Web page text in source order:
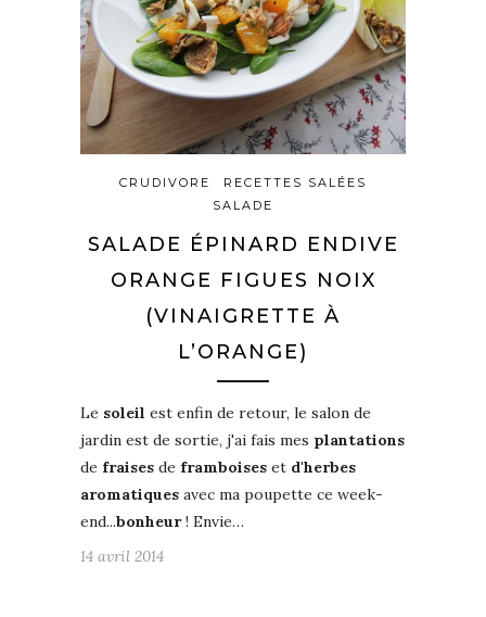
CRUDIVORE
RECETTES SALÉES
SALADE
SALADE ÉPINARD ENDIVE
ORANGE FIGUES NOIX
(VINAIGRETTE À
L’ORANGE)
Le soleil est enfin de retour, le salon de
jardin est de sortie, j'ai fais mes plantations
de fraises de framboises et d'herbes
aromatiques avec ma poupette ce week-
end...bonheur! Envie…
14 avril 2014